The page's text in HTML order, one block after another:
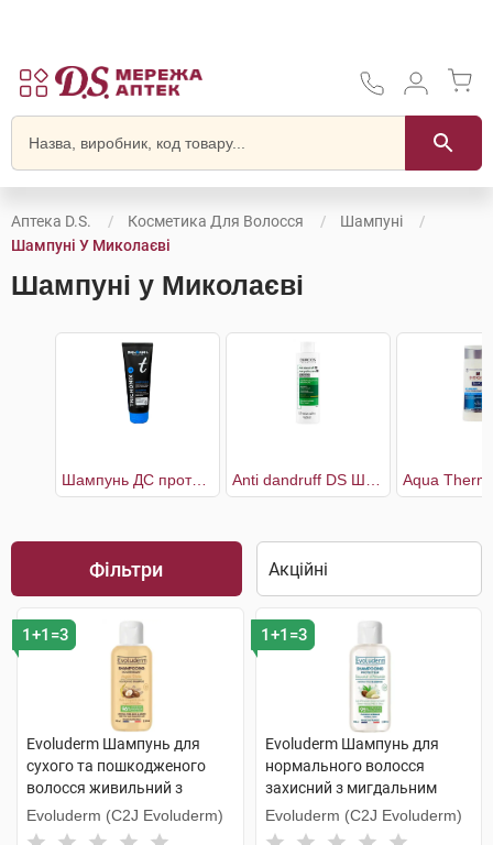
Аптека D.S. Косметика Для Волосся
Шампуні
Шампуні У Миколаєві
Шампуні у Миколаєві
Шампунь ДС проти легкої і помірної лупи
Фільтри
1+1=3
Evoluderm Шампунь для
сухого та пошкодженого
волосся живильний з
аргановою олією 100 мл 1
флакон
Evoluderm (C2J Evoluderm)
1+1=3
Evoluderm Шампунь для
нормального волосся
захисний з мигдальним
молоком 100 мл 1 флакон
Evoluderm (C2J Evoluderm)